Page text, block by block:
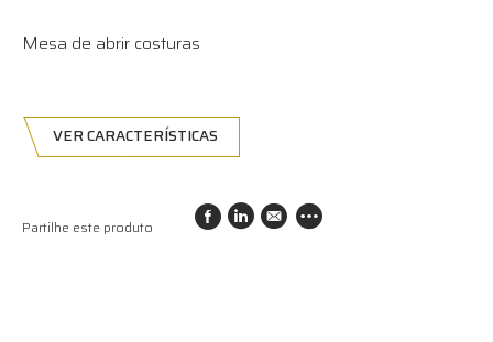
Mesa de abrir costuras
VER CARACTERÍSTICAS
Partilhe este produto